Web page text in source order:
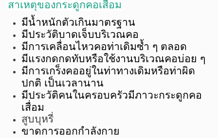
สาเหตุของกระดูกคอเสื่อม
มีน้ำหนักตัวเกินมาตรฐาน
มีประวัติบาดเจ็บบริเวณคอ
มีการเคลื่อนไหวคอท่าเดิมซ้ำ ๆ ตลอด
มีแรงกดกดทับหรือใช้งานบริเวณคอบ่อย ๆ
มีการเกร็งคออยู่ในท่าทางเดิมหรือท่าผิด
ปกติ เป็นเวลานาน
มีประวัติคนในครอบครัวมีภาวะกระดูกคอ
เสื่อม
สูบบุหรี่
ขาดการออกกำลังกาย